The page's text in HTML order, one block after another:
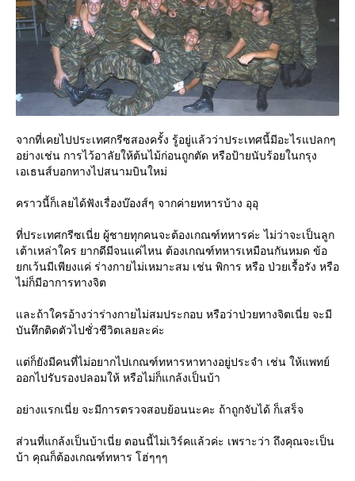
จากที่เคยไปประเทศกรีซสองครั้ง รู้อยู่แล้วว่าประเทศนี้มีอะไรแปลกๆ
อย่างเช่น การไว้อาลัยให้ต้นไม้ก่อนถูกตัด หรือป้ายนับร้อยในกรุง
เอเธนส์บอกทางไปสนามบินใหม่
คราวนี้ก็เลยได้ฟังเรื่องบ๊องส์ๆ จากค่ายทหารบ้าง อุอุ
ที่ประเทศกรีซเนี่ย ผู้ชายทุกคนจะต้องเกณฑ์ทหารค่ะ ไม่ว่าจะเป็นลูก
เต้าเหล่าใคร ยากดีมีจนแค่ไหน ต้องเกณฑ์ทหารเหมือนกันหมด ข้อ
กเว้นมีเพียงแค่ ร่างกายไม่เหมาะสม เช่น พิการ หรือ ป่วยเรื้อรัง หรือ
ไม่ก็มีอาการทางจิต
ละถ้าใครอ้างว่าร่างกายไม่สมประกอบ หรือว่าป่วยทางจิตเนี่ย จะมี
บันทึกติดตัวไปชั่วชีวิตเลยละค่ะ
ต่ก็ยังมีคนที่ไม่อยากไปเกณฑ์ทหารหาทางอยู่ประจำ เช่น ให้แพทย์
ออกไปรับรองปลอมให้ หรือไม่ก็แกล้งเป็นบ้า
อย่างแรกเนี่ย จะมีการตรวจสอบย้อนนะคะ ถ้าถูกจับได้ ก็เสร็จ
ส่วนที่แกล้งเป็นบ้าเนี่ย ตอนนี้ไม่เวิร์คแล้วค่ะ เพราะว่า ถึงคุณจะเป็น
บ้า คุณก็ต้องเกณฑ์ทหาร โฮ่ๆๆๆ